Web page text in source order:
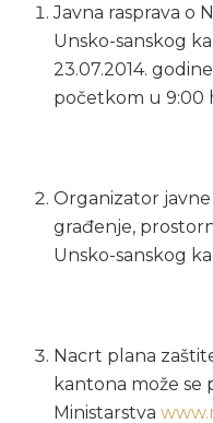
Javna rasprava o
Unsko-sanskog
23.07.2014.
početkom u 9:00
Organizator javne
građenje,
Unsko-sanskog
Nacrt plana
kantona može se
Ministarstva